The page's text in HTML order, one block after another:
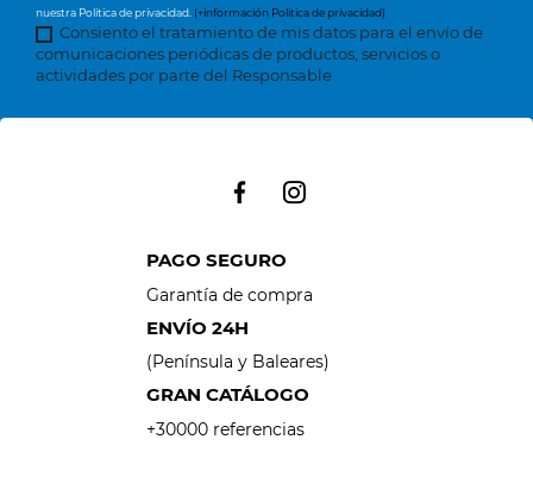
nuestra Política de privacidad. (+información Política de privacidad)
Consiento el tratamiento de mis datos para el envío de
comunicaciones periódicas de productos, servicios o
actividades por parte del Responsable
PAGO SEGURO
Garantía de compra
ENVÍO 24H
(Península y Baleares)
GRAN CATÁLOGO
+30000 referencias